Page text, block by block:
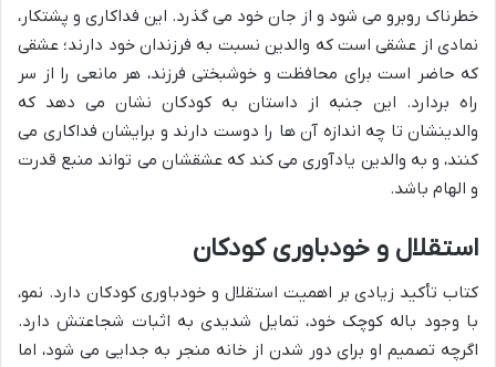
خطرناک روبرو می شود و از جان خود می گذرد. این فداکاری و پشتکار،
نمادی از عشقی است که والدین نسبت به فرزندان خود دارند؛ عشقی
که حاضر است برای محافظت و خوشبختی فرزند، هر مانعی را از سر
راه بردارد. این جنبه از داستان به کودکان نشان می دهد که
والدینشان تا چه اندازه آن ها را دوست دارند و برایشان فداکاری می
کنند، و به والدین یادآوری می کند که عشقشان می تواند منبع قدرت
و الهام باشد.
استقلال و خودباوری کودکان
کتاب تأکید زیادی بر اهمیت استقلال و خودباوری کودکان دارد. نمو،
با وجود باله کوچک خود، تمایل شدیدی به اثبات شجاعتش دارد.
اگرچه تصمیم او برای دور شدن از خانه منجر به جدایی می شود، اما